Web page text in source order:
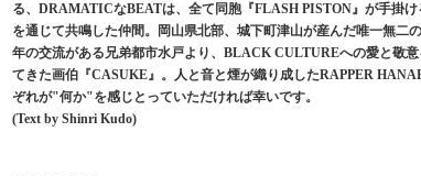
る、DRAMATICなBEATは、全て同胞『FLASH PISTON』が手掛
を通じて共鳴した仲間。岡山県北部、城下町津山が産んだ唯一無
年の交流がある兄弟都市水戸より、BLACK CULTUREへの愛と敬
てきた画伯『CASUKE』。人と音と煙が織り成したRAPPER
ぞれが"何か"を感じとっていただければ幸いです。
(Text by Shinri Kudo)